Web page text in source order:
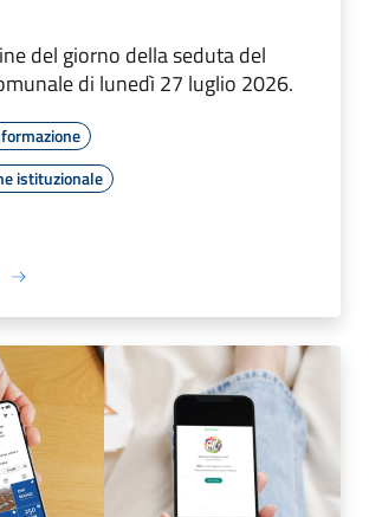
del giorno della seduta del
di lunedì 27 luglio 2026.
istituzionale